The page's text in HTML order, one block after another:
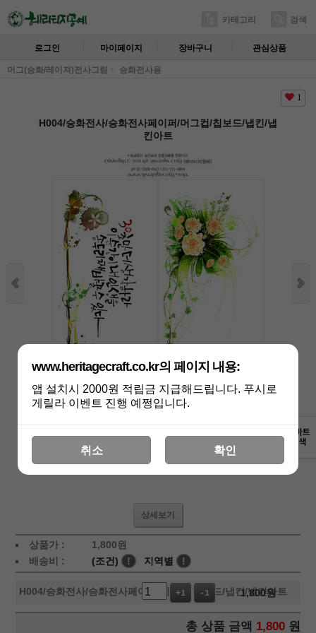
카테고리 검색
로그인 마이페이지 장바구니 관심상품
머그(승화/레이져)전사그림 승화전사용
1
H004/승화전사/승화전사페이퍼/머그컵/칩보드/냅킨/냅
킨아트
상세보기
상품가 : 1,800원
배송비 :
(조건) ! 지역별 !
H004/승화전사/승화전사페이퍼/머그컵/칩보드/냅킨/냅킨아트
+1 -1 1,800원
총 상품 금액 1,800 원
www.heritagecraft.co.kr의 페이지 내용:
앱 설치시 2000원 적립금 지급해드립니다. 푸시로
게릴라 이벤트 진행 예쩡입니다.
취소 확인